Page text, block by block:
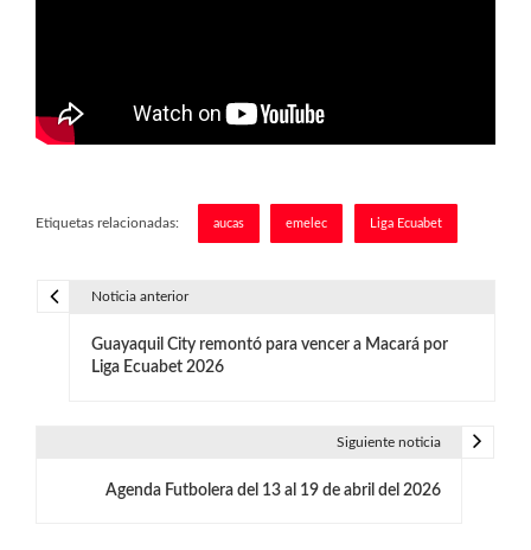
Etiquetas relacionadas: aucas emelec Liga Ecuabet
Noticia anterior
Guayaquil City remontó para vencer a Macará por
Liga Ecuabet 2026
Siguiente noticia
Agenda Futbolera del 13 al 19 de abril del 2026